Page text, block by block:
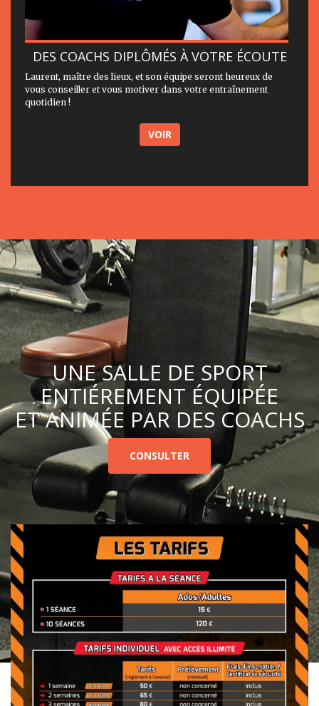
DES COACHS DIPLÔMÉS À VOTRE ÉCOUTE
Laurent, maître des lieux, et son équipe seront heureux de
vous conseiller et vous motiver dans votre entraînement
quotidien !
VOIR
UNE SALLE DE SPORT
ENTIÉREMENT ÉQUIPÉE
ET ANIMÉE PAR DES COACHS
CONSULTER